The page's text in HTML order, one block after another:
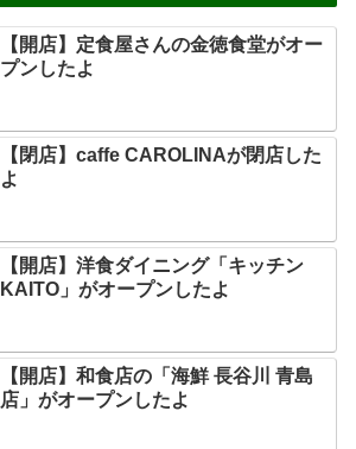
【開店】定食屋さんの金徳食堂がオー
プンしたよ
【閉店】caffe CAROLINAが閉店した
よ
【開店】洋食ダイニング「キッチン
KAITO」がオープンしたよ
【開店】和食店の「海鮮 長谷川 青島
店」がオープンしたよ